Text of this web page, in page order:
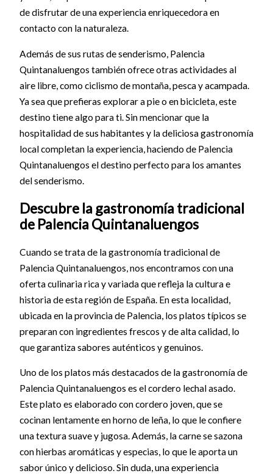
de disfrutar de una experiencia enriquecedora en
contacto con la naturaleza.
Además de sus rutas de senderismo, Palencia
Quintanaluengos también ofrece otras actividades al
aire libre, como ciclismo de montaña, pesca y acampada.
Ya sea que prefieras explorar a pie o en bicicleta, este
destino tiene algo para ti. Sin mencionar que la
hospitalidad de sus habitantes y la deliciosa gastronomía
local completan la experiencia, haciendo de Palencia
Quintanaluengos el destino perfecto para los amantes
del senderismo.
Descubre la gastronomía tradicional
de Palencia Quintanaluengos
Cuando se trata de la gastronomía tradicional de
Palencia Quintanaluengos, nos encontramos con una
oferta culinaria rica y variada que refleja la cultura e
historia de esta región de España. En esta localidad,
ubicada en la provincia de Palencia, los platos típicos se
preparan con ingredientes frescos y de alta calidad, lo
que garantiza sabores auténticos y genuinos.
Uno de los platos más destacados de la gastronomía de
Palencia Quintanaluengos es el cordero lechal asado.
Este plato es elaborado con cordero joven, que se
cocinan lentamente en horno de leña, lo que le confiere
una textura suave y jugosa. Además, la carne se sazona
con hierbas aromáticas y especias, lo que le aporta un
sabor único y delicioso. Sin duda, una experiencia